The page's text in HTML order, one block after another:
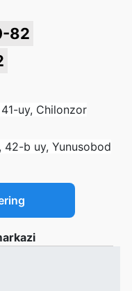
82
uy, Chilonzor
b uy, Yunusobod